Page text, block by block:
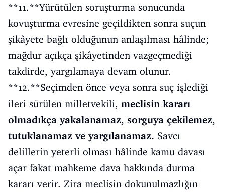
**11.**Yürütülen soruşturma sonucunda
kovuşturma evresine geçildikten sonra suçun
şikâyete bağlı olduğunun anlaşılması hâlinde;
mağdur açıkça şikâyetinden vazgeçmediği
takdirde, yargılamaya devam olunur.
**12.**Seçimden önce veya sonra suç işlediği
ileri sürülen milletvekili, meclisin kararı
olmadıkça yakalanamaz, sorguya çekilemez,
tutuklanamaz ve yargılanamaz. Savcı
delillerin yeterli olması hâlinde kamu davası
açar fakat mahkeme dava hakkında durma
kararı verir. Zira meclisin dokunulmazlığın